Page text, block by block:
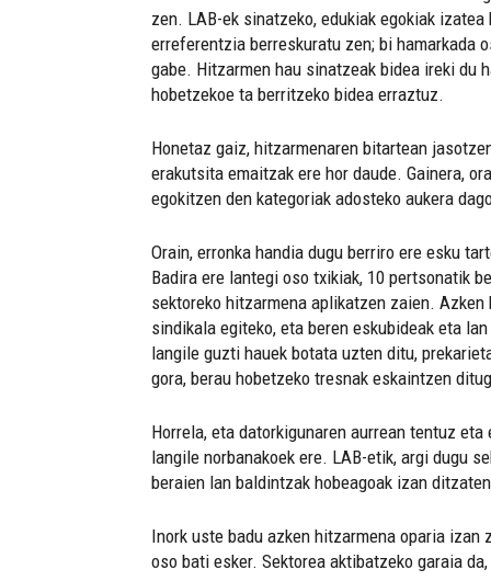
zen. LAB-ek sinatzeko, edukiak egokiak
erreferentzia berreskuratu zen; bi hamarkada
gabe. Hitzarmen hau sinatzeak bidea ireki du
hobetzekoe ta berritzeko bidea erraztuz.
Honetaz gaiz, hitzarmenaren bitartean
erakutsita emaitzak ere hor daude. Gainera,
egokitzen den kategoriak adosteko aukera
Orain, erronka handia dugu berriro ere esku
Badira ere lantegi oso txikiak, 10 pertsonatik
sektoreko hitzarmena aplikatzen zaien.
sindikala egiteko, eta beren eskubideak eta
langile guzti hauek botata uzten ditu,
gora, berau hobetzeko tresnak eskaintzen
Horrela, eta datorkigunaren aurrean tentuz
langile norbanakoek ere. LAB-etik, argi dugu
beraien lan baldintzak hobeagoak izan
Inork uste badu azken hitzarmena oparia
oso bati esker. Sektorea aktibatzeko garaia